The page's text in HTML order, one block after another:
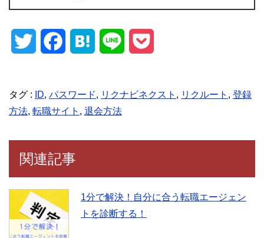
i
t
t
e
r
c
e
b
o
o
k
e
n
n c
e
タグ : ID, パスワード, リクナビネクスト , リクルート , 登録
方法, 転職サイト , 退会方法
関連記事
1分で解決！自分に合う転職エージェン
トを診断する！